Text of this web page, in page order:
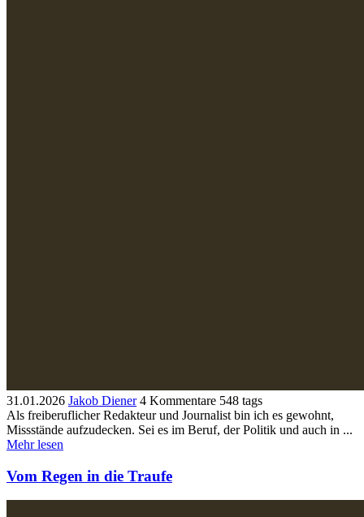
31.01.2026 Jakob Diener 4 Kommentare 548 tags
Als freiberuflicher Redakteur und Journalist bin ich es gewohnt,
Missstände aufzudecken. Sei es im Beruf, der Politik und auch in ...
Mehr lesen
Vom Regen in die Traufe